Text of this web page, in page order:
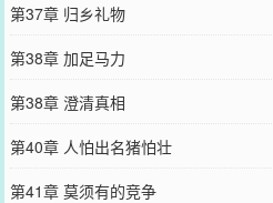
第37章 归乡礼物
第38章 加足马力
第38章 澄清真相
第40章 人怕出名猪怕壮
第41章 莫须有的竞争